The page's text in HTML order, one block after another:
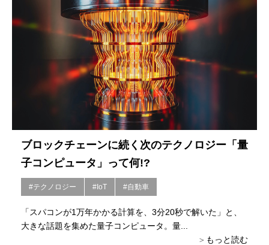
ブロックチェーンに続く次のテクノロジー「量
子コンピュータ」って何!?
#テクノロジー #IoT #自動車
「スパコンが1万年かかる計算を、3分20秒で解いた」と、
大きな話題を集めた量子コンピュータ。量...
もっと読む